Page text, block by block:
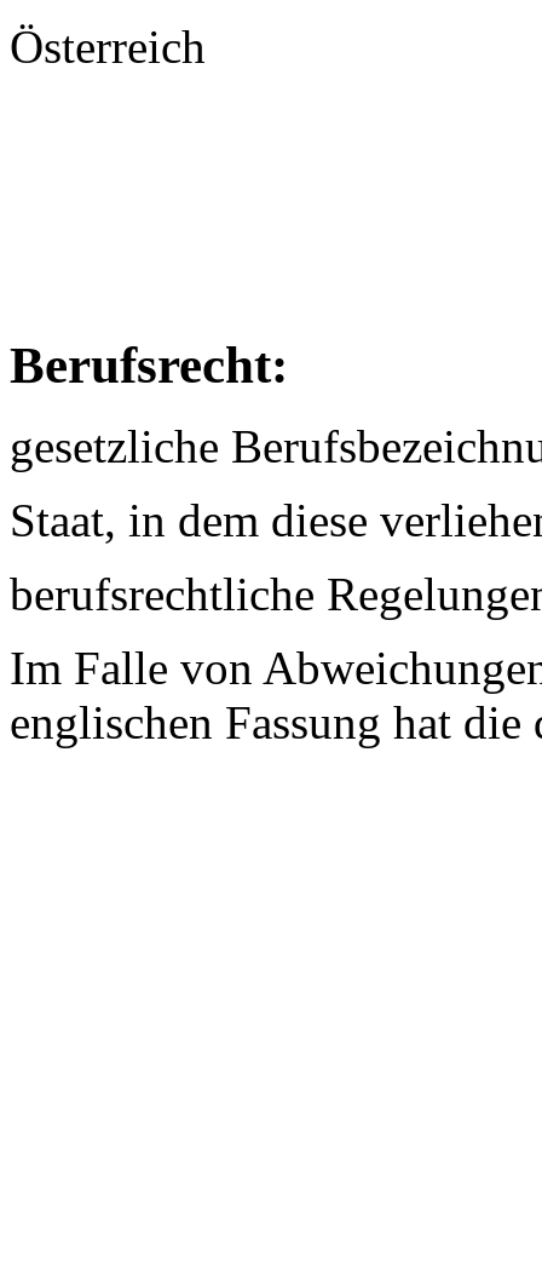
Österreich
Berufsrecht:
gesetzliche
Staat, in dem diese
berufsrechtliche
Im Falle von
englischen Fassung hat die